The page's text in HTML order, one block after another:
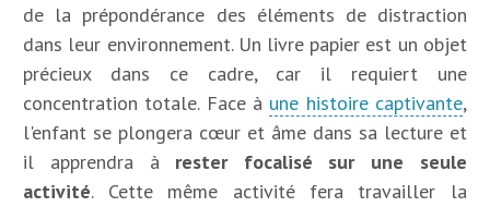
de la prépondérance des éléments de distraction
dans leur environnement. Un livre papier est un objet
précieux dans ce cadre, car il requiert une
concentration totale. Face à une histoire captivante,
l'enfant se plongera cœur et âme dans sa lecture et
il apprendra à rester focalisé sur une seule
activité. Cette même activité fera travailler la